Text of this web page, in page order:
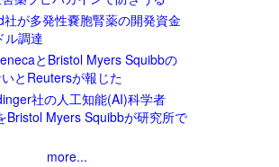
社が多発性嚢胞腎薬の開発資金
ル調達
とBristol Myers Squibbの
とReutersが報じた
社の人工知能(AI)科学者
Bristol Myers Squibbが研究所で
more...